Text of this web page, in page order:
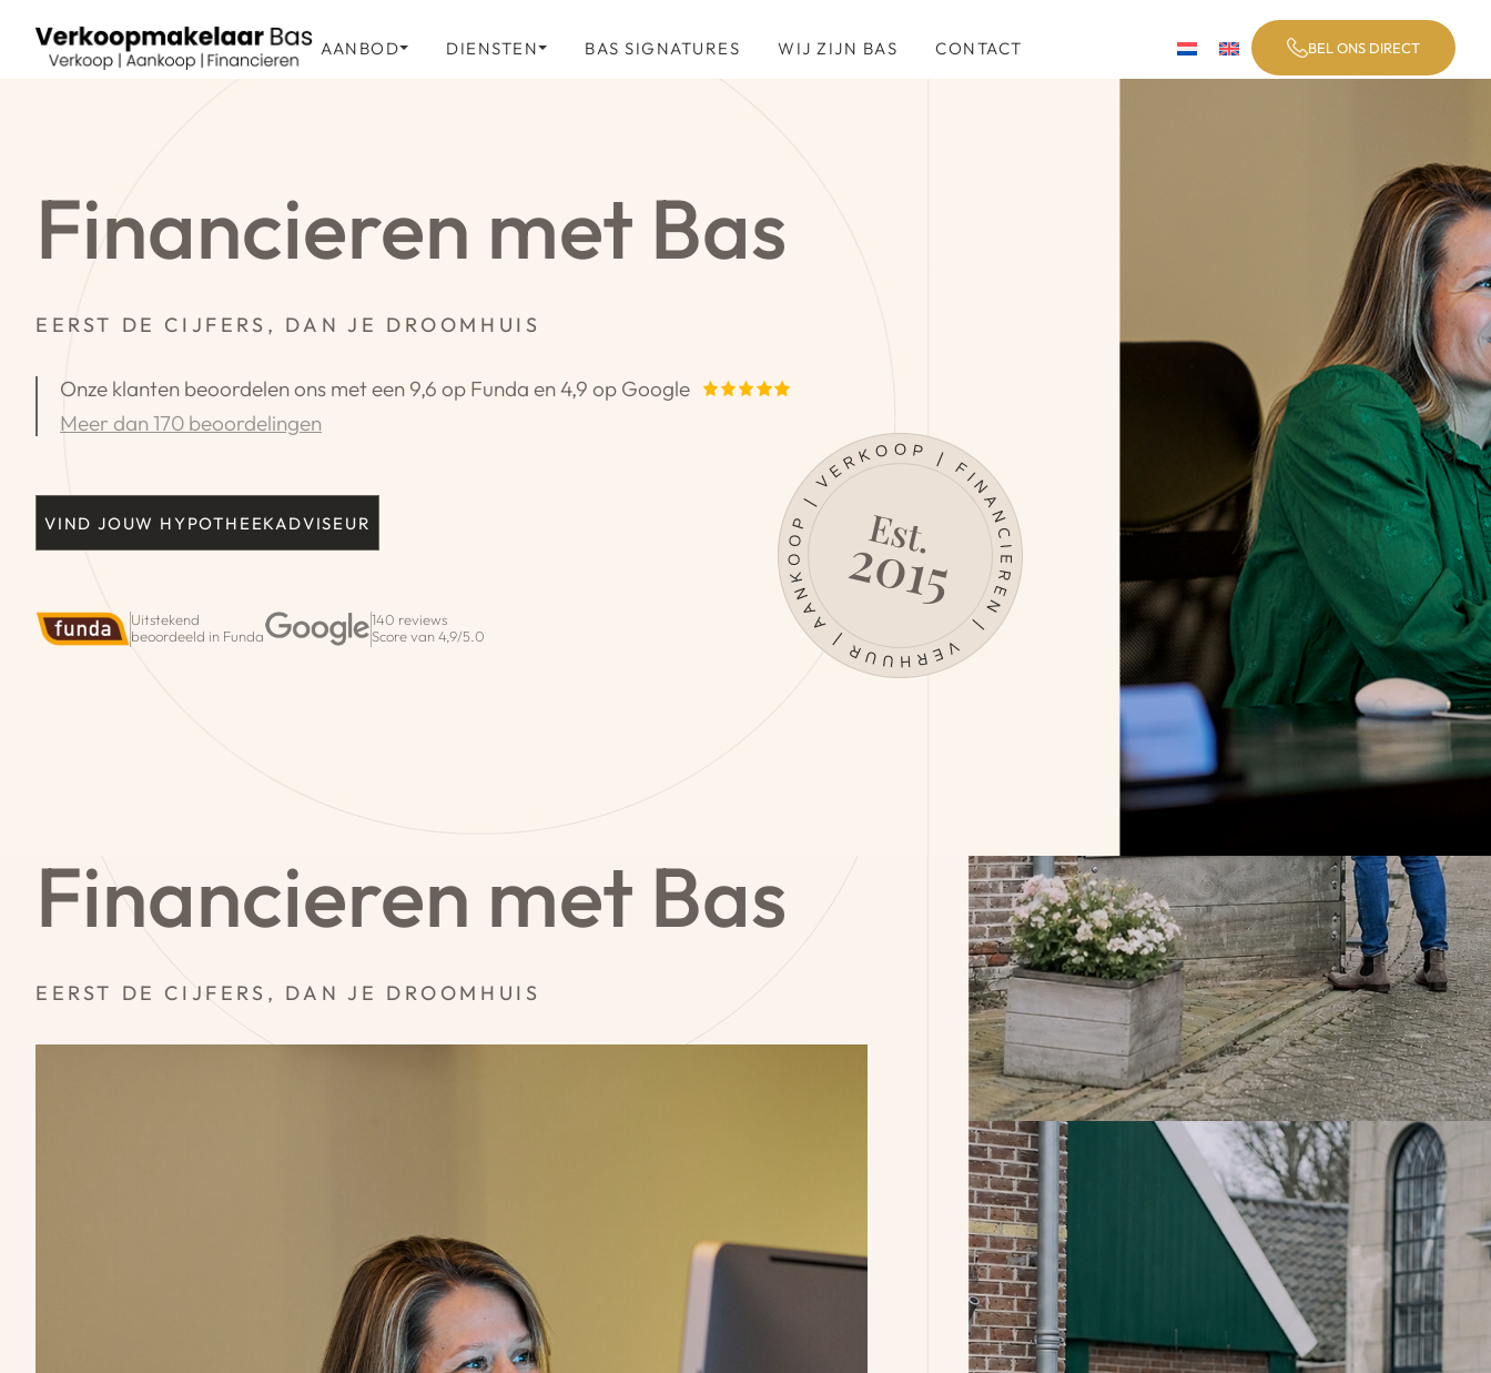
AANBOD DIENSTEN BAS SIGNATURES WIJ ZIJN BAS CONTACT BEL ONS DIRECT
Financieren met Bas
EERST DE CIJFERS, DAN JE DROOMHUIS
Onze klanten beoordelen ons met een 9,6 op Funda en 4,9 op Google
Meer dan 170 beoordelingen
VIND JOUW HYPOTHEEKADVISEUR
Uitstekend
beoordeeld in Funda
140 reviews
Score van 4,9/5.0
Financieren met Bas
EERST DE CIJFERS, DAN JE DROOMHUIS